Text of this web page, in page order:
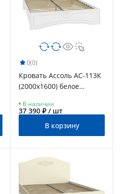
0(0)
Кровать Ассоль АС-113К
(2000x1600) белое
В наличии
37 390 ₽ / шт
В корзину